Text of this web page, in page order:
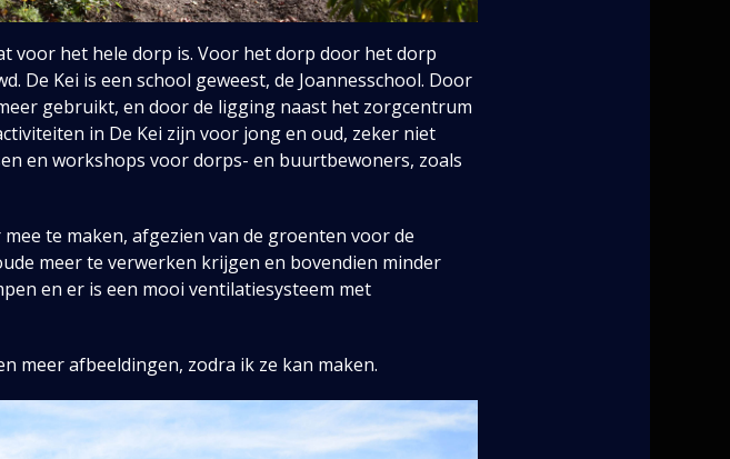
voor het hele dorp is. Voor het dorp door het dorp
De Kei is een school geweest, de Joannesschool. Door
gebruikt, en door de ligging naast het zorgcentrum
in De Kei zijn voor jong en oud, zeker niet
en workshops voor dorps- en buurtbewoners, zoals
te maken, afgezien van de groenten voor de
meer te verwerken krijgen en bovendien minder
en er is een mooi ventilatiesysteem met
meer afbeeldingen, zodra ik ze kan maken.